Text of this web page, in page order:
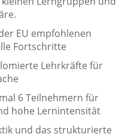
EU empfohlenen
Fortschritte
Lehrkräfte für
6 Teilnehmern für
hohe Lernintensität
und das strukturierte